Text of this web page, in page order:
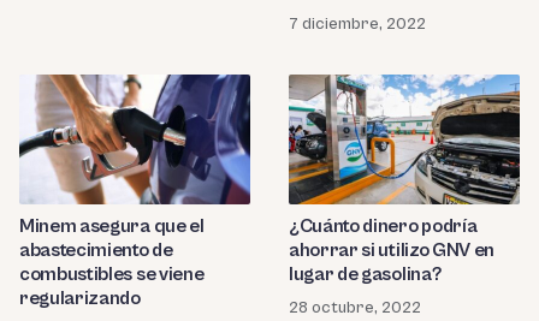
7 diciembre, 2022
Minem asegura que el
abastecimiento de
combustibles se viene
regularizando
¿Cuánto dinero podría
ahorrar si utilizo GNV en
lugar de gasolina?
28 octubre, 2022